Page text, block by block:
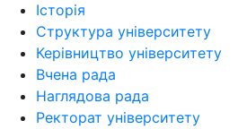
Історія
Структура університету
Керівництво університету
Вчена рада
Наглядова рада
Ректорат університету